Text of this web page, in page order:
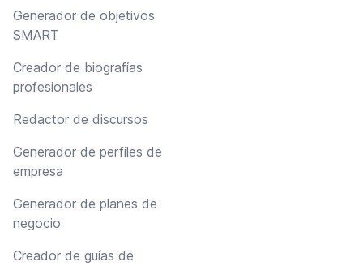
Generador de objetivos
SMART
Creador de biografías
profesionales
Redactor de discursos
Generador de perfiles de
empresa
Generador de planes de
negocio
Creador de guías de